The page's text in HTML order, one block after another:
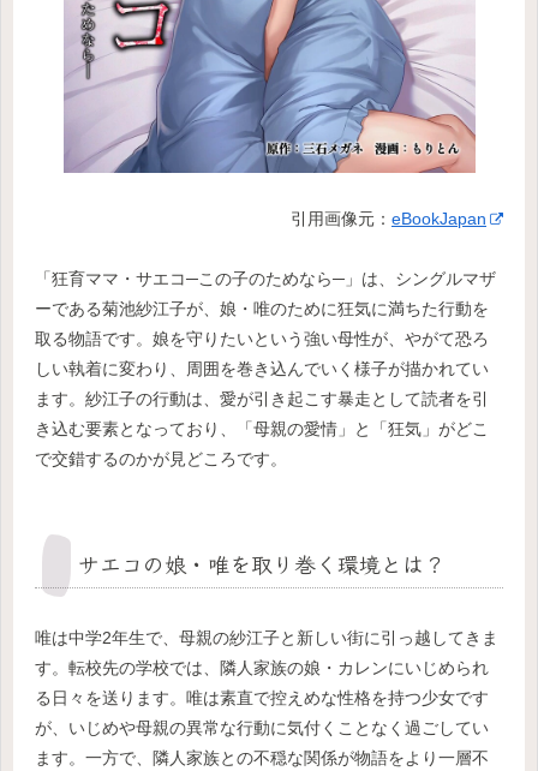
引用画像元： eBookJapan
「狂育ママ・サエコ─この子のためなら─」は、シングルマザ
ーである菊池紗江子が、娘・唯のために狂気に満ちた行動を
取る物語です。娘を守りたいという強い母性が、やがて恐ろ
しい執着に変わり、周囲を巻き込んでいく様子が描かれてい
ます。紗江子の行動は、愛が引き起こす暴走として読者を引
き込む要素となっており、「母親の愛情」と「狂気」がどこ
で交錯するのかが見どころです。
サエコの娘・唯を取り巻く環境とは？
唯は中学2年生で、母親の紗江子と新しい街に引っ越してきま
す。転校先の学校では、隣人家族の娘・カレンにいじめられ
る日々を送ります。唯は素直で控えめな性格を持つ少女です
が、いじめや母親の異常な行動に気付くことなく過ごしてい
ます。一方で、隣人家族との不穏な関係が物語をより一層不